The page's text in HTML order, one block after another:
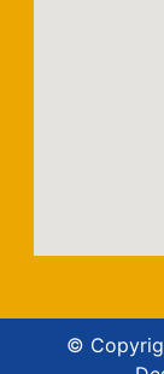
©